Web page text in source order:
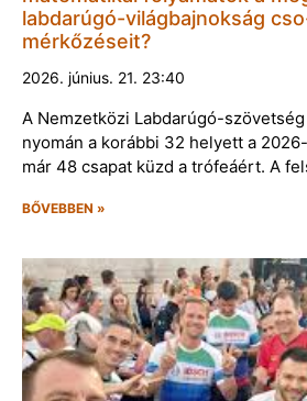
labdarúgó-világbajnokság
mérkőzéseit?
2026. június. 21. 23:40
A Nemzetközi Labdarúgó-
nyomán a korábbi 32 helyett a
már 48 csapat küzd a trófeáért. A
BŐVEBBEN »